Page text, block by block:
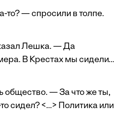
то? — спросили в толпе.
Лешка. — Да
В Крестах мы сидели…
— За что же ты,
сидел? <…> Политика или